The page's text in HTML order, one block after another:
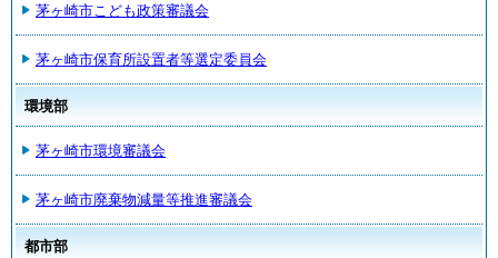
茅ヶ崎市こども政策審議会
茅ヶ崎市保育所設置者等選定委員会
環境部
茅ヶ崎市環境審議会
茅ヶ崎市廃棄物減量等推進審議会
都市部